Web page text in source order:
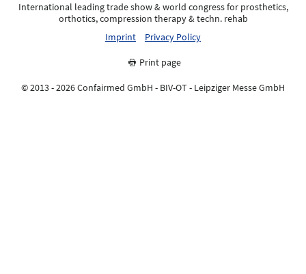
International leading trade show & world congress for prosthetics,
orthotics, compression therapy & techn. rehab
Imprint
Privacy Policy
Print page
© 2013 - 2026 Confairmed GmbH - BIV-OT - Leipziger Messe GmbH